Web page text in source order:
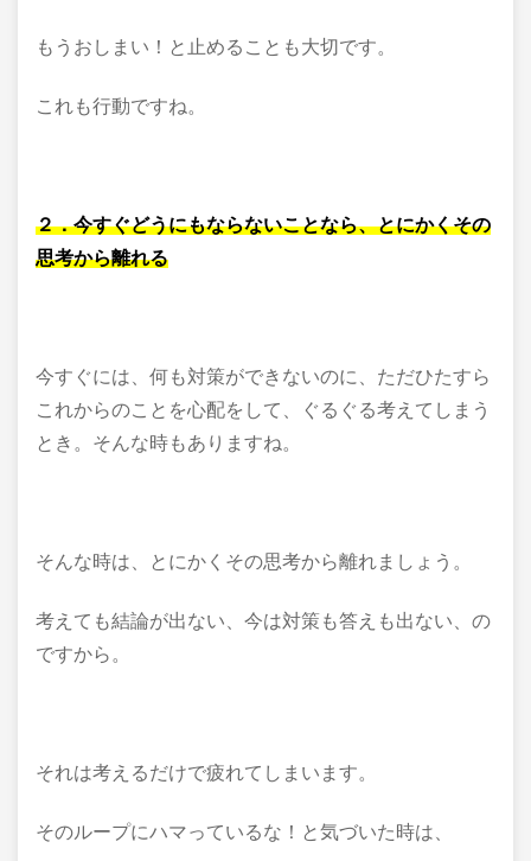
もうおしまい！と止めることも大切です。
これも行動ですね。
２．今すぐどうにもならないことなら、とにかくその
思考から離れる
今すぐには、何も対策ができないのに、ただひたすら
これからのことを心配をして、ぐるぐる考えてしまう
とき。そんな時もありますね。
そんな時は、とにかくその思考から離れましょう。
考えても結論が出ない、今は対策も答えも出ない、の
ですから。
それは考えるだけで疲れてしまいます。
そのループにハマっているな！と気づいた時は、